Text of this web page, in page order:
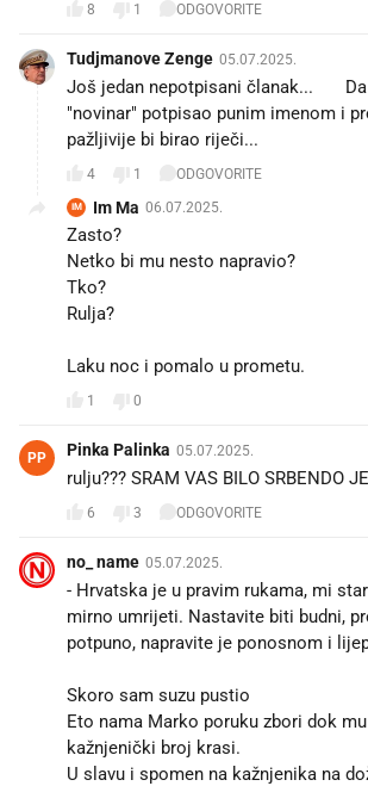
8 1 ODGOVORITE
Tudjmanove Zenge 05.07.2025.
Još jedan nepotpisani članak... 🤣
"novinar" potpisao punim imenom i
pažljivije bi birao riječi...
4 1 ODGOVORITE
IM Im Ma 06.07.2025.
Zasto?
Netko bi mu nesto napravio?
Tko?
Rulja?
Laku noc i pomalo u prometu.
1 0
PP Pinka Palinka 05.07.2025.
rulju??? SRAM VAS BILO SRBENDO
6 3 ODGOVORITE
no_ name 05.07.2025.
- Hrvatska je u pravim rukama, mi
mirno umrijeti. Nastavite biti budni,
potpuno, napravite je ponosnom i
Skoro sam suzu pustio 😅
Eto nama Marko poruku zbori dok
kažnjenički broj krasi.
U slavu i spomen na kažnjenika na